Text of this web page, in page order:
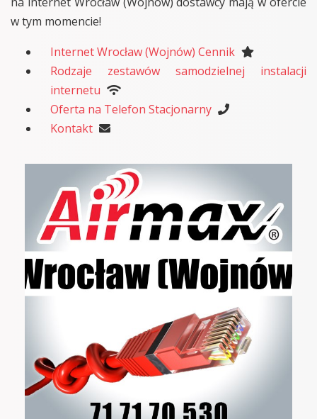
w tym momencie!
Internet Wrocław (Wojnów) Cennik
Rodzaje zestawów samodzielnej instalacji
internetu
Oferta na Telefon Stacjonarny
Kontakt